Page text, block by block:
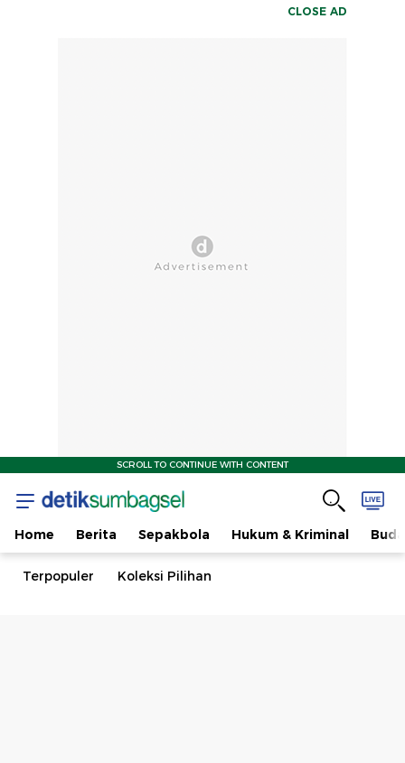
CLOSE AD
SCROLL TO CONTINUE WITH CONTENT
Home Berita Sepakbola Hukum & Kriminal
Terpopuler Koleksi Pilihan